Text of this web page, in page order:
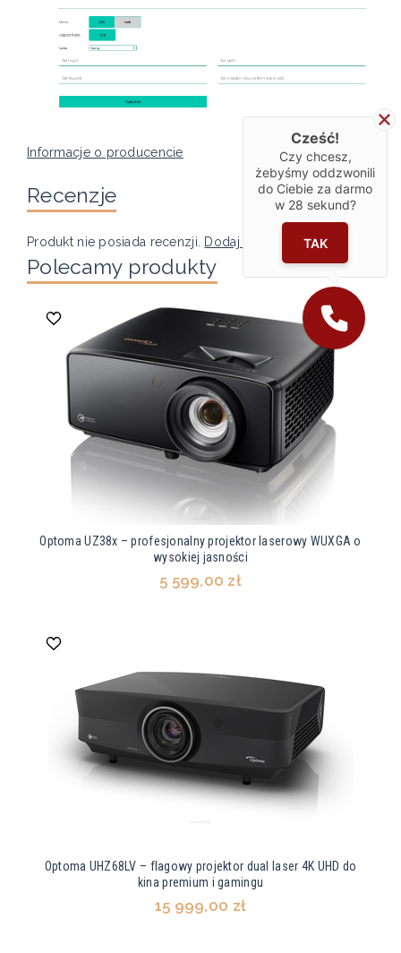
Informacje o producencie
Recenzje
Produkt nie posiada recenzji. Dodaj recenzję
Polecamy produkty
Optoma UZ38x – profesjonalny projektor laserowy WUXGA o
wysokiej jasności
5 599,00 zł
Optoma UHZ68LV – flagowy projektor dual laser 4K UHD do
kina premium i gamingu
15 999,00 zł
Cześć!
Czy chcesz,
żebyśmy oddzwonili
do Ciebie za darmo
w 28 sekund?
TAK